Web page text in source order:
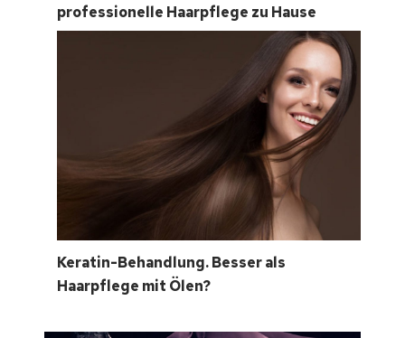
professionelle Haarpflege zu Hause
Keratin-Behandlung. Besser als
Haarpflege mit Ölen?